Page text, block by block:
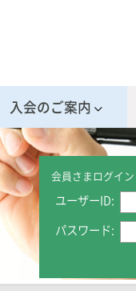
入会のご案内
会員さまログイン
ユーザーID:
パスワード: